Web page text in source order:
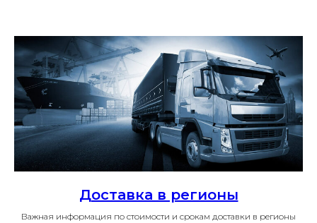
Доставка в регионы
Важная информация по стоимости и срокам доставки в регионы